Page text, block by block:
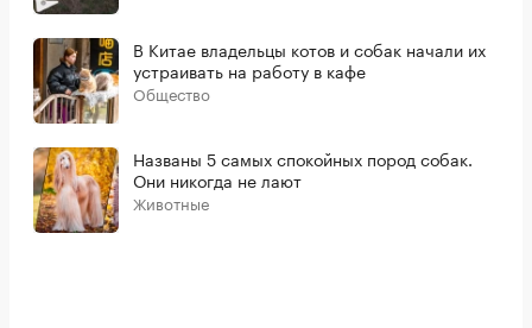
В Китае владельцы котов и собак начали их
устраивать на работу в кафе
Общество
Названы 5 самых спокойных пород собак.
Они никогда не лают
Животные